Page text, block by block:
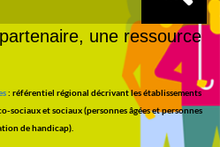
une ressource
: référentiel régional décrivant les établissements
sociaux et sociaux (personnes âgées et personnes
de handicap).